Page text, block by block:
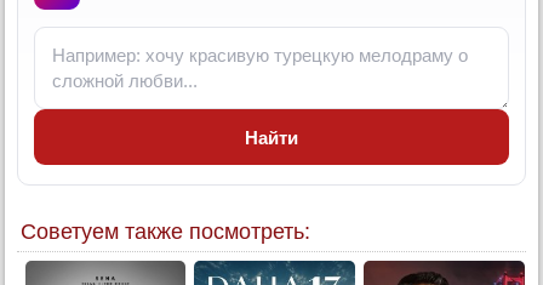
7 серия (суб)
8 серия
8 серия (суб)
9 серия (суб)
Найти
Советуем также посмотреть: